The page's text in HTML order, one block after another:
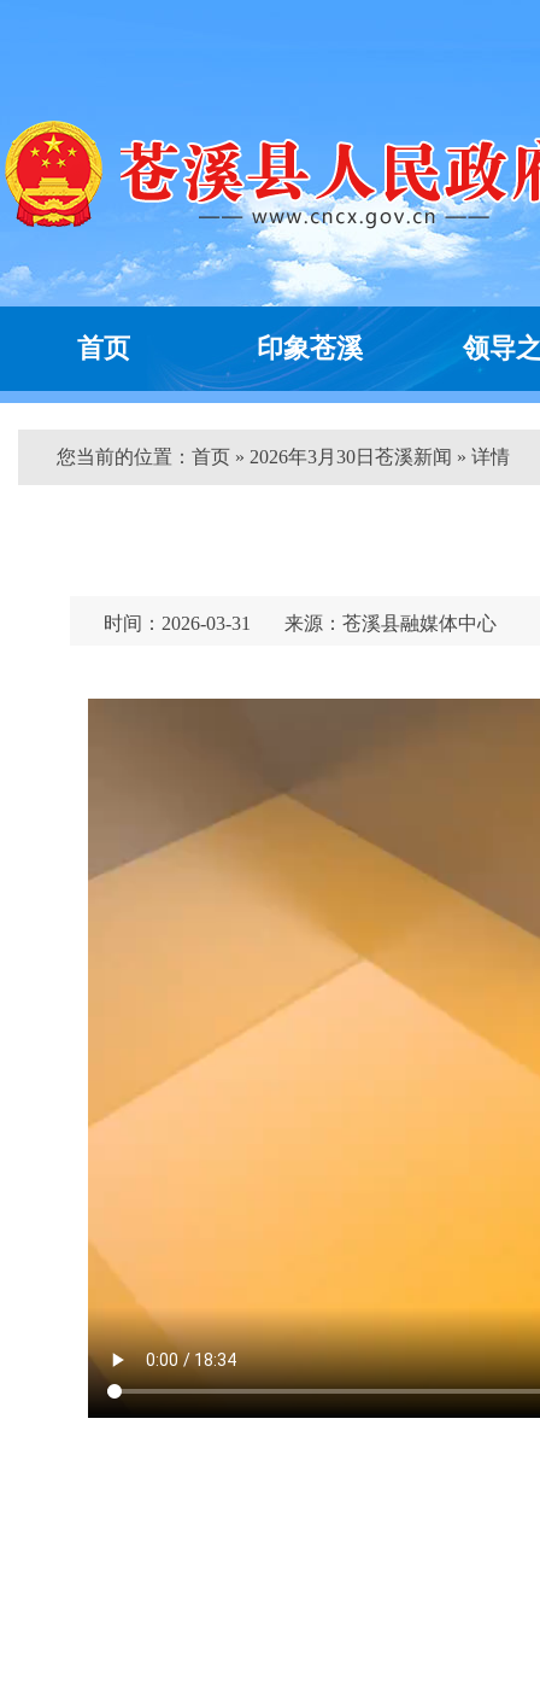
首页 印象苍溪 领导
您当前的位置： 首页 » 2026年3月30日苍溪新闻 » 详情
时间：2026-03-31 来源：苍溪县融媒体中心